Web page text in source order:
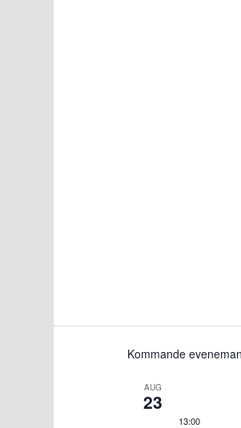
Kommande
AUG
23
13:00